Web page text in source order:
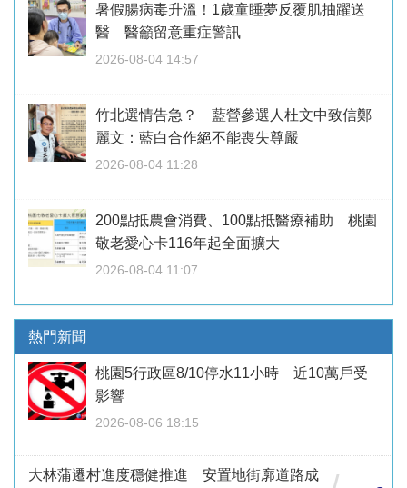
暑假腸病毒升溫！1歲童睡夢反覆肌抽躍送
醫 醫籲留意重症警訊
2026-08-04 14:57
竹北選情告急？ 藍營參選人杜文中致信鄭
麗文：藍白合作絕不能喪失尊嚴
2026-08-04 11:28
200點抵農會消費、100點抵醫療補助 桃園
敬老愛心卡116年起全面擴大
2026-08-04 11:07
熱門新聞
桃園5行政區8/10停水11小時 近10萬戶受
影響
2026-08-06 18:15
大林蒲遷村進度穩健推進 安置地街廓道路成